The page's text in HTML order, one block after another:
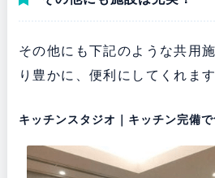
その他にも下記のような共用
り豊かに、便利にしてくれます
キッチンスタジオ｜キッチン完備